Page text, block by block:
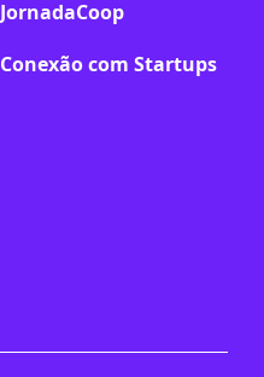
JornadaCoop
Conexão com Startups